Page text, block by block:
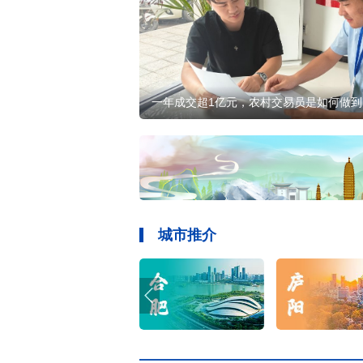
一年成交超1亿元，农村交易员是如何做
城市推介